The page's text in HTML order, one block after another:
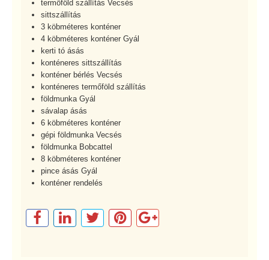
termőföld szállítás Vecsés
sittszállítás
3 köbméteres konténer
4 köbméteres konténer Gyál
kerti tó ásás
konténeres sittszállítás
konténer bérlés Vecsés
konténeres termőföld szállítás
földmunka Gyál
sávalap ásás
6 köbméteres konténer
gépi földmunka Vecsés
földmunka Bobcattel
8 köbméteres konténer
pince ásás Gyál
konténer rendelés